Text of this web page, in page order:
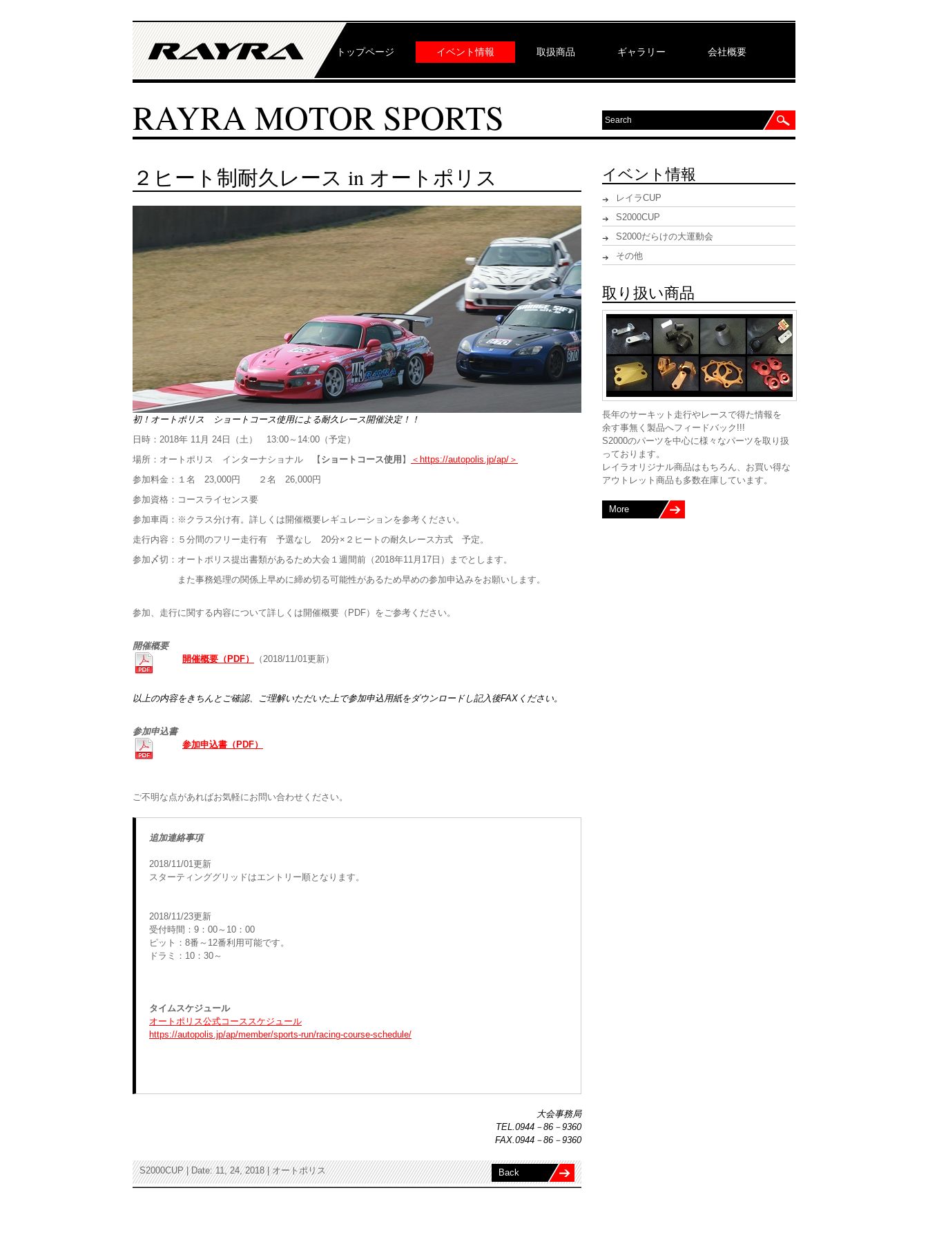
トップページ イベント情報 取扱商品 ギャラリー 会社概要
RAYRA MOTOR SPORTS
２ヒート制耐久レース in オートポリス
初！オートポリス ショートコース使用による耐久レース開催決定！！
日時：2018年 11月 24日（土） 13:00～14:00（予定）
場所：オートポリス インターナショナル 【 ショートコース使用 】
＜https://autopolis.jp/ap/＞
参加料金：１名 23,000円 ２名 26,000円
参加資格：コースライセンス要
参加車両：※クラス分け有。詳しくは開催概要レギュレーションを参考ください。
走行内容：５分間のフリー走行有 予選なし 20分×２ヒートの耐久レース方式 予定。
参加〆切：オートポリス提出書類があるため大会１週間前（2018年11月17日）までとします。
また事務処理の関係上早めに締め切る可能性があるため早めの参加申込みをお願いします。
参加、走行に関する内容について詳しくは開催概要（PDF）をご参考ください。
開催概要
開催概要（PDF）
（2018/11/01更新）
以上の内容をきちんとご確認、ご理解いただいた上で参加申込用紙をダウンロードし記入後FAXください。
参加申込書
参加申込書（PDF）
ご不明な点があればお気軽にお問い合わせください。
追加連絡事項
2018/11/01更新
スターティンググリッドはエントリー順となります。
2018/11/23更新
受付時間：9：00～10：00
ピット：8番～12番利用可能です。
ドラミ：10：30～
タイムスケジュール
オートポリス公式コーススケジュール
https://autopolis.jp/ap/member/sports-run/racing-course-schedule/
大会事務局
TEL.0944－86－9360
FAX.0944－86－9360
S2000CUP | Date: 11, 24, 2018 | オートポリス Back
イベント情報
レイラCUP
S2000CUP
S2000だらけの大運動会
その他
取り扱い商品
長年のサーキット走行やレースで得た情報を
余す事無く製品へフィードバック!!!
S2000のパーツを中心に様々なパーツを取り扱
っております。
レイラオリジナル商品はもちろん、お買い得な
アウトレット商品も多数在庫しています。
More